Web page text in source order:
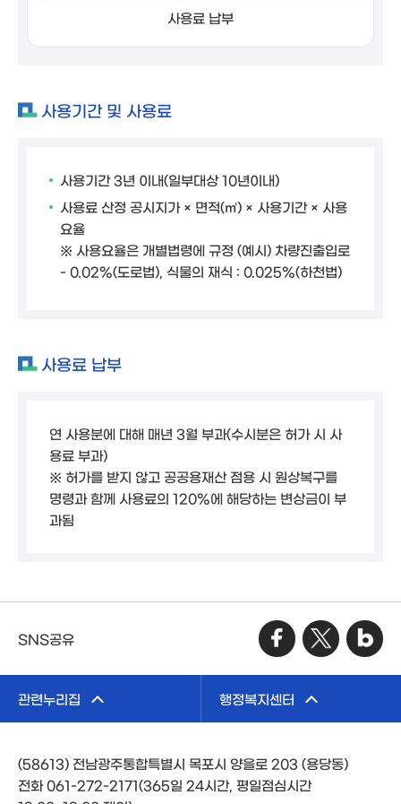
사용료 납부
사용기간 및 사용료
사용기간 3년 이내(일부대상 10년이내)
사용료 산정 공시지가 × 면적(㎡) × 사용기간 × 사용
요율
※ 사용요율은 개별법령에 규정 (예시) 차량진출입로
- 0.02%(도로법), 식물의 재식 : 0.025%(하천법)
사용료 납부
연 사용분에 대해 매년 3월 부과(수시분은 허가 시 사
용료 부과)
※ 허가를 받지 않고 공공용재산 점용 시 원상복구를
명령과 함께 사용료의 120%에 해당하는 변상금이 부
과됨
SNS공유
관련누리집 행정복지센터
(58613) 전남광주통합특별시 목포시 양을로 203 (용당동)
전화 061-272-2171(365일 24시간, 평일점심시간